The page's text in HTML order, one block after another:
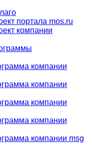
портала mos.ru
компании
компании
компании
компании
компании
компании msg